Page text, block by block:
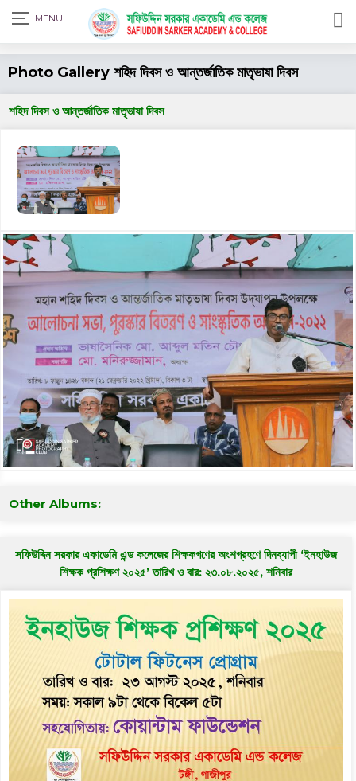
Print Admit Card
Photo Gallery শহিদ দিবস ও আন্তর্জাতিক মাতৃভাষা দিবস
শহিদ দিবস ও আন্তর্জাতিক মাতৃভাষা দিবস
Other Albums:
সফিউদ্দিন সরকার একাডেমি এন্ড কলেজের শিক্ষকগণের অংশগ্রহণে দিনব্যাপী ‘ইনহাউজ
শিক্ষক প্রশিক্ষণ ২০২৫’ তারিখ ও বার: ২৩.০৮.২০২৫, শনিবার